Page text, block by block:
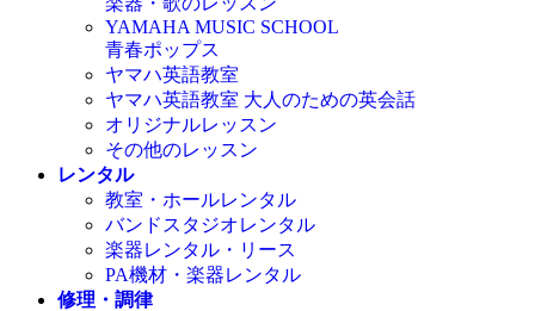
YAMAHA MUSIC SCHOOL
青春ポップス
ヤマハ英語教室
ヤマハ英語教室 大人のための英会話
オリジナルレッスン
その他のレッスン
レンタル
教室・ホールレンタル
バンドスタジオレンタル
楽器レンタル・リース
PA機材・楽器レンタル
修理・調律